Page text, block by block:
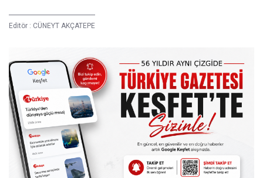
Editör : CÜNEYT AKÇATEPE